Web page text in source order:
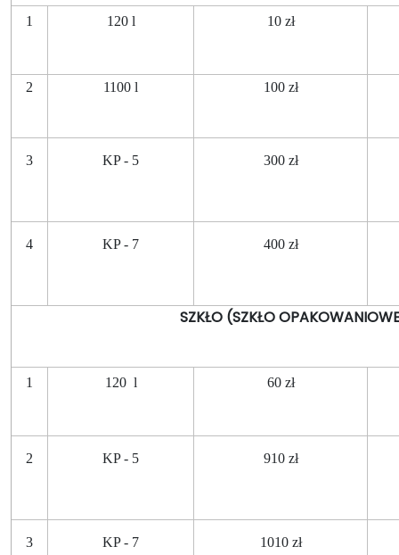
1 120 l 10 zł
2 1100 l 100 zł
3 KP - 5 300 zł
4 KP - 7 400 zł
SZKŁO (SZKŁO
1 120 l 60 zł
2 KP - 5 910 zł
3 KP - 7 1010 zł